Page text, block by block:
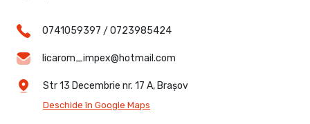
0741059397 / 0723985424
licarom_impex@hotmail.com
Str 13 Decembrie nr. 17 A, Brașov
Deschide în Google Maps